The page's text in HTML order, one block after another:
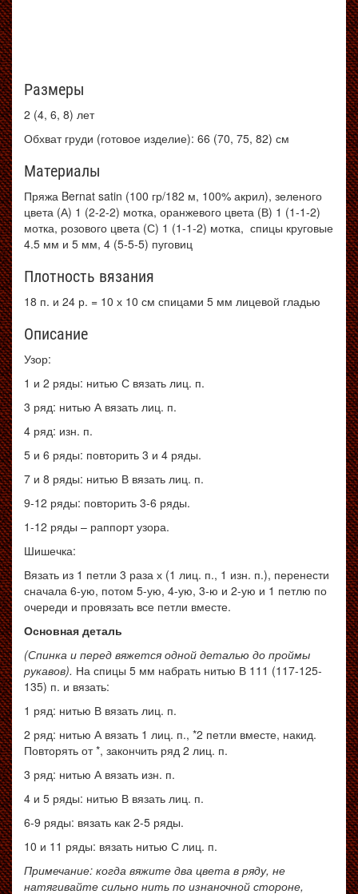
Размеры
2 (4, 6, 8) лет
Обхват груди (готовое изделие): 66 (70, 75, 82) см
Материалы
Пряжа Bernat satin (100 гр/182 м, 100% акрил), зеленого
цвета (А) 1 (2-2-2) мотка, оранжевого цвета (В) 1 (1-1-2)
мотка, розового цвета (С) 1 (1-1-2) мотка, спицы круговые
4.5 мм и 5 мм, 4 (5-5-5) пуговиц
Плотность вязания
18 п. и 24 р. = 10 х 10 см спицами 5 мм лицевой гладью
Описание
Узор:
1 и 2 ряды: нитью С вязать лиц. п.
3 ряд: нитью А вязать лиц. п.
4 ряд: изн. п.
5 и 6 ряды: повторить 3 и 4 ряды.
7 и 8 ряды: нитью В вязать лиц. п.
9-12 ряды: повторить 3-6 ряды.
1-12 ряды – раппорт узора.
Шишечка:
Вязать из 1 петли 3 раза х (1 лиц. п., 1 изн. п.), перенести
сначала 6-ую, потом 5-ую, 4-ую, 3-ю и 2-ую и 1 петлю по
очереди и провязать все петли вместе.
Основная деталь
(Спинка и перед вяжется одной деталью до проймы
рукавов). На спицы 5 мм набрать нитью В 111 (117-125-
135) п. и вязать:
1 ряд: нитью В вязать лиц. п.
2 ряд: нитью А вязать 1 лиц. п., *2 петли вместе, накид.
Повторять от *, закончить ряд 2 лиц. п.
3 ряд: нитью А вязать изн. п.
4 и 5 ряды: нитью В вязать лиц. п.
6-9 ряды: вязать как 2-5 ряды.
10 и 11 ряды: вязать нитью С лиц. п.
Примечание: когда вяжите два цвета в ряду, не
натягивайте сильно нить по изнаночной стороне,